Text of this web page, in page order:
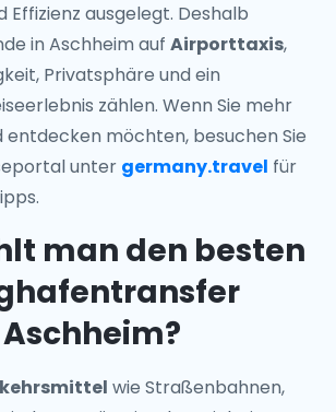
Effizienz ausgelegt. Deshalb
in Aschheim auf Airporttaxis,
Privatsphäre und ein
zählen. Wenn Sie mehr
entdecken möchten, besuchen Sie
unter germany.travel für
man den besten
Aschheim?
wie Straßenbahnen,